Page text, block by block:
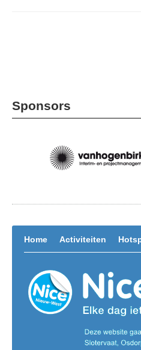
Sponsors
Home Activiteiten